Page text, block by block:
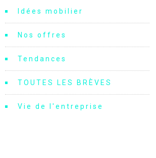
Idées mobilier
Nos offres
Tendances
TOUTES LES BRÈVES
Vie de l'entreprise